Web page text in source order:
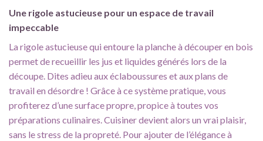
Une rigole astucieuse pour un espace de travail
impeccable
La rigole astucieuse qui entoure la planche à découper en bois
permet de recueillir les jus et liquides générés lors de la
découpe. Dites adieu aux éclaboussures et aux plans de
travail en désordre ! Grâce à ce système pratique, vous
profiterez d’une surface propre, propice à toutes vos
préparations culinaires. Cuisiner devient alors un vrai plaisir,
sans le stress de la propreté. Pour ajouter de l’élégance à